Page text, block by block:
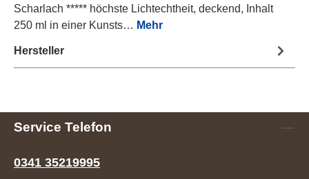
Scharlach ***** höchste Lichtechtheit, deckend, Inhalt
250 ml in einer Kunsts… Mehr
Hersteller
Service Telefon
0341 35219995